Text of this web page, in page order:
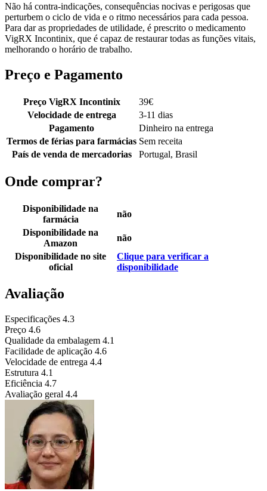
Não há contra-indicações, consequências nocivas e perigosas que
perturbem o ciclo de vida e o ritmo necessários para cada pessoa.
Para dar as propriedades de utilidade, é prescrito o medicamento
VigRX Incontinix, que é capaz de restaurar todas as funções vitais,
melhorando o horário de trabalho.
Preço e Pagamento
Preço VigRX Incontinix 39€
Velocidade de entrega
3-11 dias
Pagamento
Dinheiro na entrega
Termos de férias para farmácias Sem receita
País de venda de mercadorias
Portugal, Brasil
Onde comprar?
Disponibilidade na
farmácia
não
Disponibilidade na
Amazon
não
Disponibilidade no site
oficial
Clique para verificar a
disponibilidade
Avaliação
Especificações 4.3
Preço 4.6
Qualidade da embalagem 4.1
Facilidade de aplicação 4.6
Velocidade de entrega 4.4
Estrutura 4.1
Eficiência 4.7
Avaliação geral 4.4